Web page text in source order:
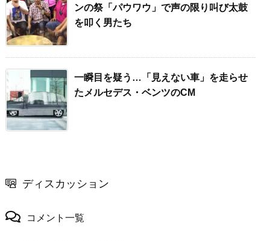
ンの祭「パウワウ」で声の限り叫び太鼓
を叩く男たち
一瞬目を疑う…「見えない車」を走らせ
たメルセデス・ベンツのCM
ディスカッション
コメント一覧